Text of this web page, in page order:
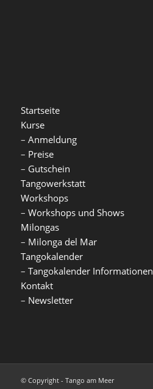
Startseite
Kurse
– Anmeldung
– Preise
– Gutschein
Tangowerkstatt
Workshops
– Workshops und Shows
Milongas
– Milonga del Mar
Tangokalender
– Tangokalender Informationen
Kontakt
– Newsletter
© Copyright - Tango am Meer